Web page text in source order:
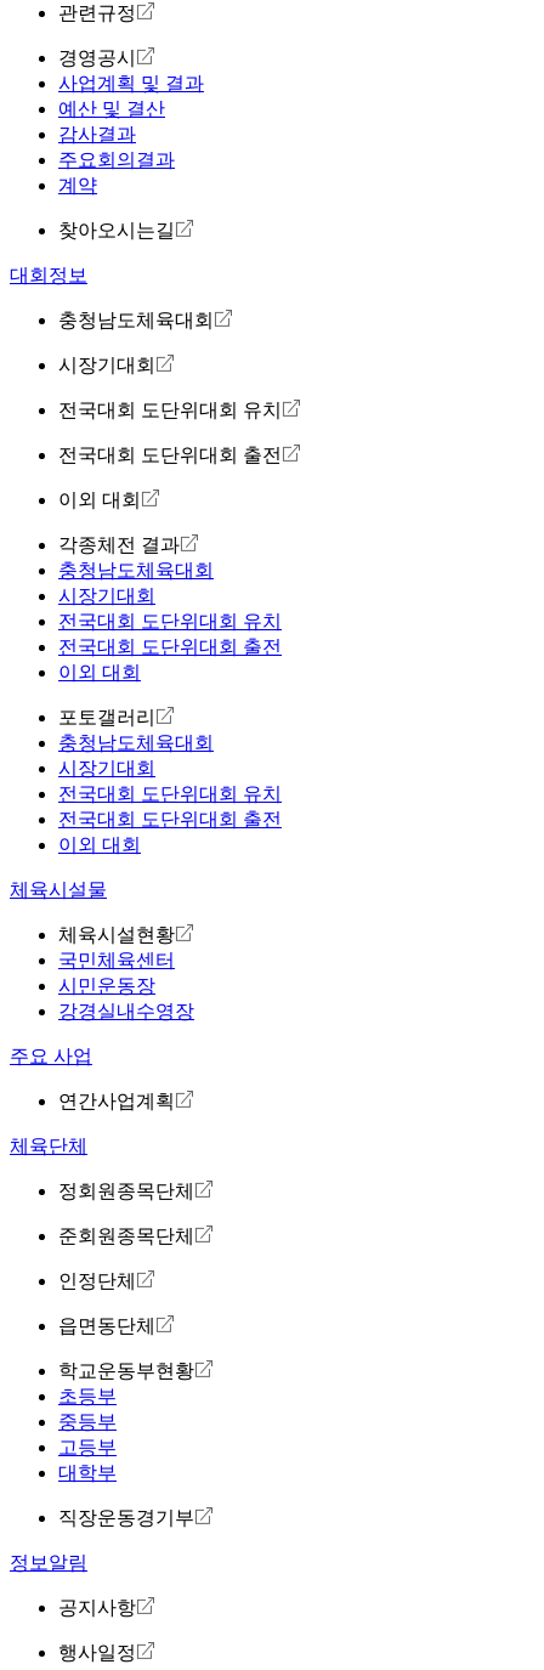
관련규정
경영공시
사업계획 및 결과
예산 및 결산
감사결과
주요회의결과
계약
찾아오시는길
대회정보
충청남도체육대회
시장기대회
전국대회 도단위대회 유치
전국대회 도단위대회 출전
이외 대회
각종체전 결과
충청남도체육대회
시장기대회
전국대회 도단위대회 유치
전국대회 도단위대회 출전
이외 대회
포토갤러리
충청남도체육대회
시장기대회
전국대회 도단위대회 유치
전국대회 도단위대회 출전
이외 대회
체육시설물
체육시설현황
국민체육센터
시민운동장
강경실내수영장
주요 사업
연간사업계획
체육단체
정회원종목단체
준회원종목단체
인정단체
읍면동단체
학교운동부현황
초등부
중등부
고등부
대학부
직장운동경기부
정보알림
공지사항
행사일정